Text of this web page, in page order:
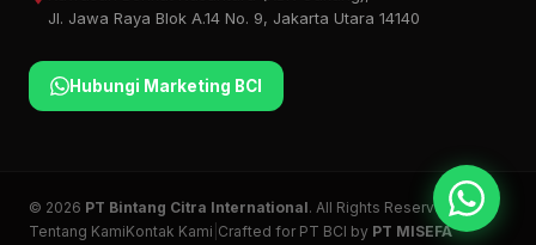
Jl. Jawa Raya Blok A.14 No. 9, Jakarta Utara 14140
Hubungi Marketing BCI
© 2026 PT Bintang Citra International. All Rights Reserved.
Tentang KamiKontak Kami Crafted for PT BCI by PT MISEFA